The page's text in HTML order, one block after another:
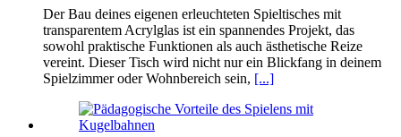
Der Bau deines eigenen erleuchteten Spieltisches mit
transparentem Acrylglas ist ein spannendes Projekt, das
sowohl praktische Funktionen als auch ästhetische Reize
vereint. Dieser Tisch wird nicht nur ein Blickfang in deinem
Spielzimmer oder Wohnbereich sein, [...]